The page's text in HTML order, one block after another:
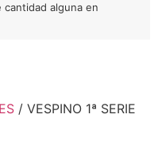
alguna en
/ VESPINO 1ª SERIE